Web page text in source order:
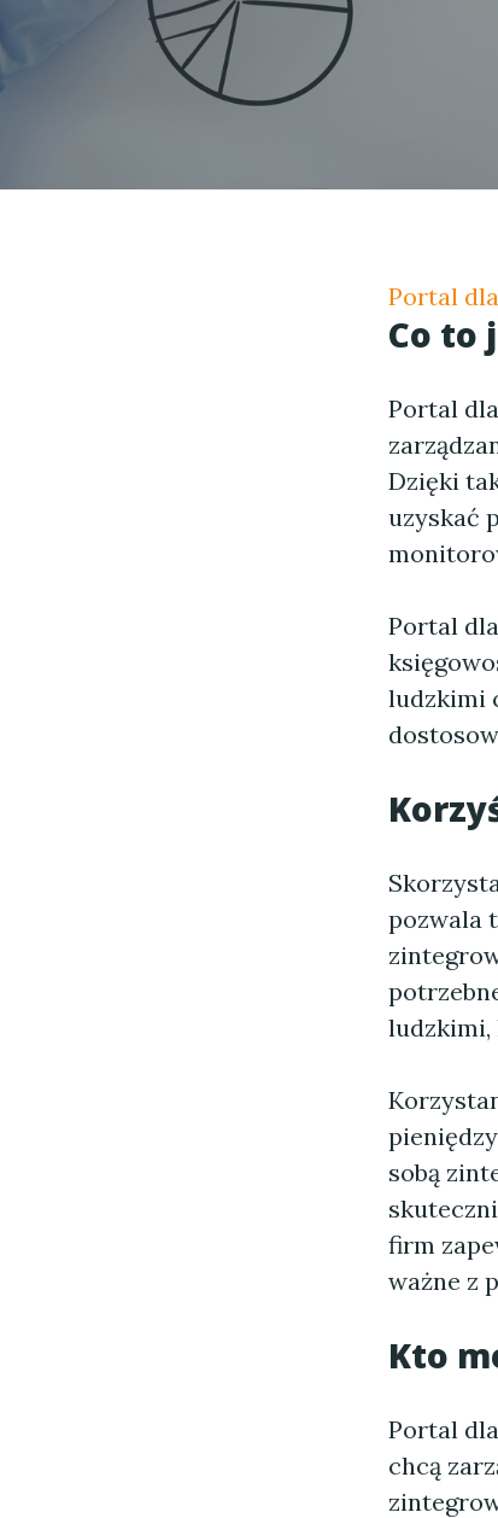
Portal
Co to
Portal
Dzięki
uzyskać
Portal
ludzkimi
pozwala
ludzkimi,
sobą
firm
ważne z
Kto
Portal
chcą